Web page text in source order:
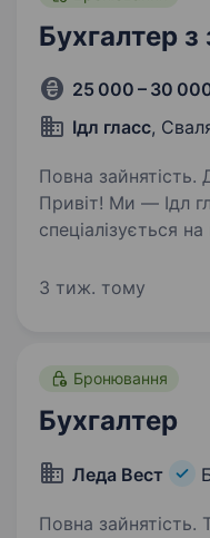
Бухгалтер з
25 000 – 30
Ідл гласс,
Повна зайнятість.
Привіт! Ми — Ідл
спеціалізується
сучасного
3 тиж. тому
Бронювання
Бухгалтер
Леда Вест
Повна зайнятість.